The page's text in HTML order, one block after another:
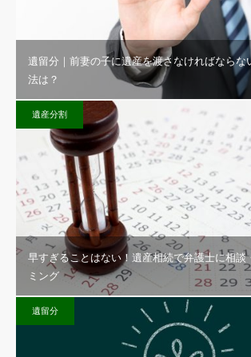
遺留分｜前妻の子に遺産を渡さなければならな
法は？
遺産分割
早すぎることはない！遺産相続で弁護士に相談
ミング
遺留分